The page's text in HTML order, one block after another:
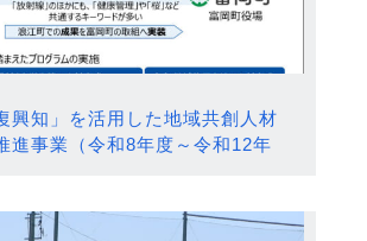
興知」を活用した地域共創人材
進事業（令和8年度～令和12年